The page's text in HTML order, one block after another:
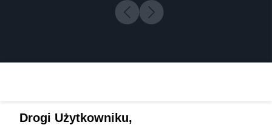
Drogi Użytkowniku,